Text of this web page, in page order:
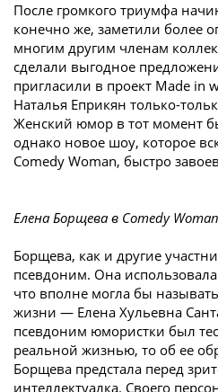
После громкого триумфа
конечно же, заметили более
многим другим членам
сделали выгодное
пригласили в проект Made in
Наталья Еприкян только-
Женский юмор в тот момент
однако новое шоу, которое
Comedy Woman, быстро
Елена Борщева в Comedy
Борщева, как и другие
псевдоним. Она
что вполне могла бы
жизни — Елена Хульевна
псевдоним юмористки был
реальной жизнью, то об ее
Борщева предстала перед
интеллектуалка. Своего